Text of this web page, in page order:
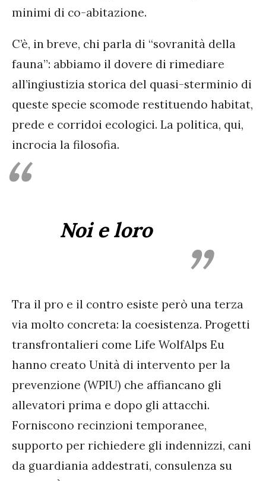
minimi di co-abitazione.
C’è, in breve, chi parla di “sovranità della
fauna”: abbiamo il dovere di rimediare
all’ingiustizia storica del quasi-sterminio di
queste specie scomode restituendo habitat,
prede e corridoi ecologici. La politica, qui,
incrocia la filosofia.
Noi e loro
Tra il pro e il contro esiste però una terza
via molto concreta: la coesistenza. Progetti
transfrontalieri come Life WolfAlps Eu
hanno creato Unità di intervento per la
prevenzione (WPIU) che affiancano gli
allevatori prima e dopo gli attacchi.
Forniscono recinzioni temporanee,
supporto per richiedere gli indennizzi, cani
da guardiania addestrati, consulenza su